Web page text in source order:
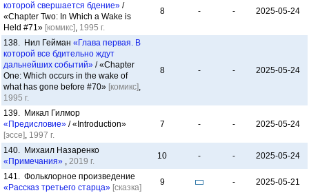
которой свершается бдение» /
«Chapter Two: In Which a Wake is
Held #71» [комикс], 1995 г.
8 - - 2025-05-24
138. Нил Гейман «Глава первая. В
которой все бдительно ждут
дальнейших событий» / «Chapter
One: Which occurs in the wake of
what has gone before #70» [комикс],
1995 г.
8 - - 2025-05-24
139. Микал Гилмор
«Предисловие» / «Introduction»
[эссе], 1997 г.
7 - - 2025-05-24
140. Михаил Назаренко
«Примечания» , 2019 г.
10 - - 2025-05-24
141. Фольклорное произведение
«Рассказ третьего старца» [сказка]
9 - 2025-05-21